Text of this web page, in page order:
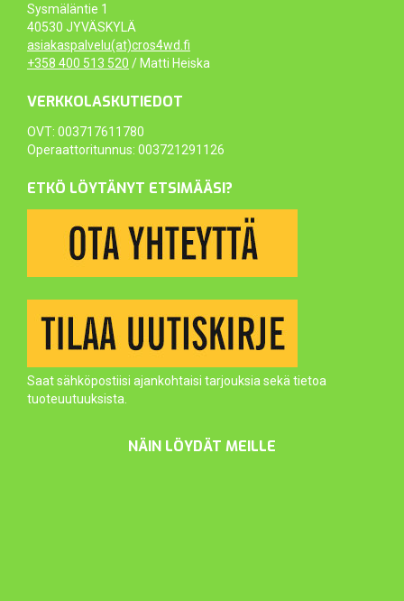
Sysmäläntie 1
40530 JYVÄSKYLÄ
asiakaspalvelu(at)cros4wd.fi
+358 400 513 520 / Matti Heiska
VERKKOLASKUTIEDOT
OVT: 003717611780
Operaattoritunnus: 003721291126
ETKÖ LÖYTÄNYT ETSIMÄÄSI?
Saat sähköpostiisi ajankohtaisi tarjouksia sekä tietoa
tuoteuutuuksista.
NÄIN LÖYDÄT MEILLE